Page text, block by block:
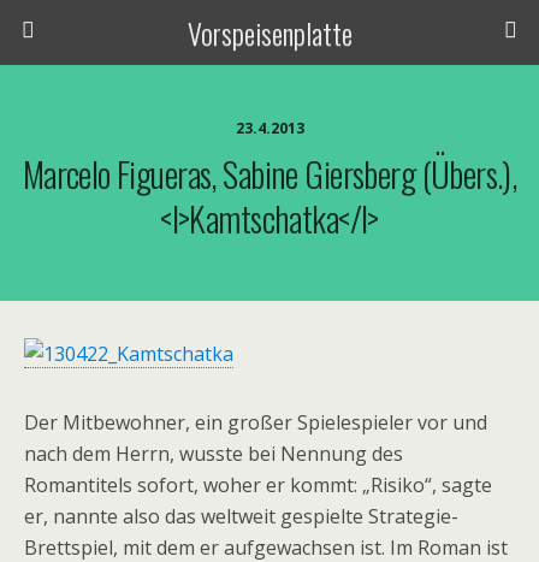
Vorspeisenplatte
23.4.2013
Marcelo Figueras, Sabine Giersberg (Übers.),
<i>Kamtschatka</i>
Der Mitbewohner, ein großer Spielespieler vor und
nach dem Herrn, wusste bei Nennung des
Romantitels sofort, woher er kommt: „Risiko“, sagte
er, nannte also das weltweit gespielte Strategie-
Brettspiel, mit dem er aufgewachsen ist. Im Roman ist